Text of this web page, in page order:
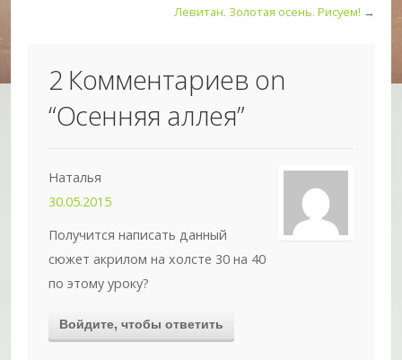
Левитан. Золотая осень. Рисуем! →
2 Комментариев on
“Осенняя аллея”
Наталья
30.05.2015
Получится написать данный
сюжет акрилом на холсте 30 на 40
по этому уроку?
Войдите, чтобы ответить